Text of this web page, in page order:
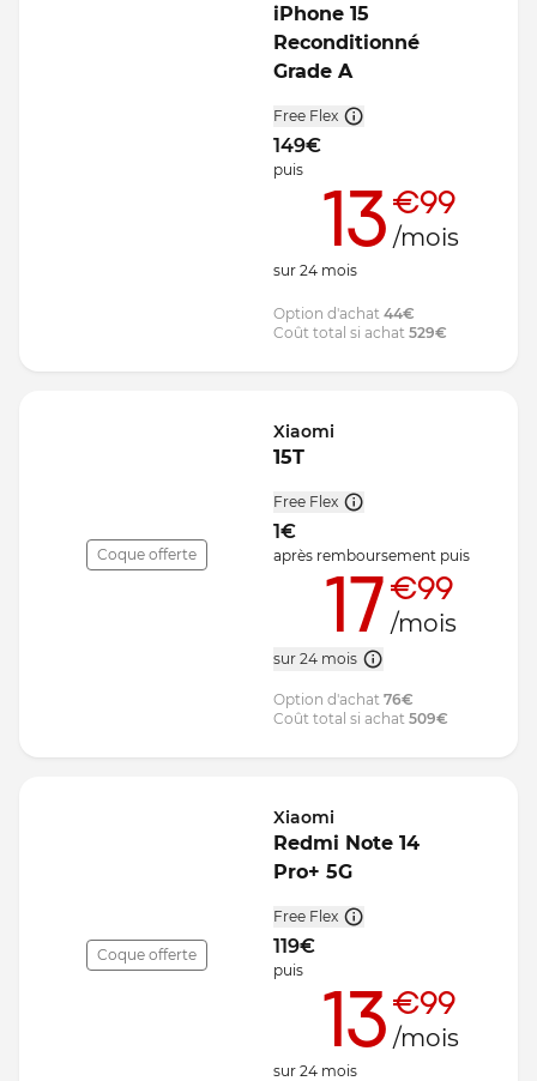
iPhone 15
Reconditionné
Grade A
Free Flex
149€
puis
13 €99
/mois
sur 24 mois
Option d'achat 44€
Coût total si achat 529€
Coque offerte
Xiaomi
15T
Free Flex
1€
après remboursement puis
17 €99
/mois
sur 24 mois
Option d'achat 76€
Coût total si achat 509€
Coque offerte
Xiaomi
Redmi Note 14
Pro+ 5G
Free Flex
119€
puis
13 €99
/mois
sur 24 mois